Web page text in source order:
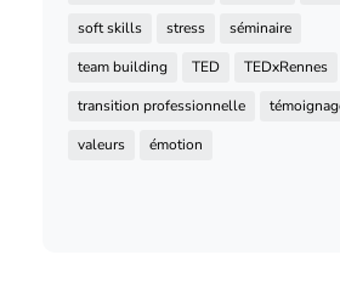
soft skills
stress
séminaire
team building
TED
TEDxRennes
transition professionnelle
valeurs
émotion